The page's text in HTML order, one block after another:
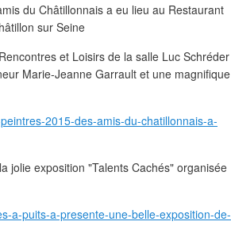
et Loisirs de la salle Luc Schréder
Marie-Jeanne Garrault et une magnifique
2015-des-amis-du-chatillonnais-a-
jolie exposition "Talents Cachés" organisée
a-puits-a-presente-une-belle-exposition-de-